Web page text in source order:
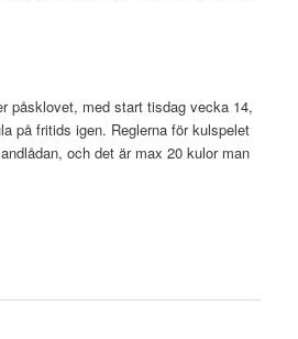
påsklovet, med start tisdag vecka 14,
på fritids igen. Reglerna för kulspelet
och det är max 20 kulor man